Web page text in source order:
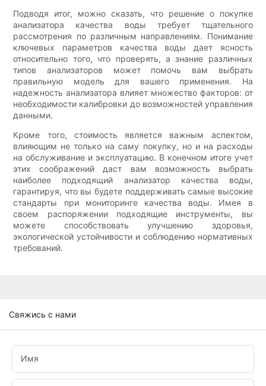
Подводя итог, можно сказать, что решение о покупке
анализатора качества воды требует тщательного
рассмотрения по различным направлениям. Понимание
ключевых параметров качества воды дает ясность
относительно того, что проверять, а знание различных
типов анализаторов может помочь вам выбрать
правильную модель для вашего применения. На
надежность анализатора влияет множество факторов: от
необходимости калибровки до возможностей управления
данными.
Кроме того, стоимость является важным аспектом,
влияющим не только на саму покупку, но и на расходы
на обслуживание и эксплуатацию. В конечном итоге учет
этих соображений даст вам возможность выбрать
наиболее подходящий анализатор качества воды,
гарантируя, что вы будете поддерживать самые высокие
стандарты при мониторинге качества воды. Имея в
своем распоряжении подходящие инструменты, вы
можете способствовать улучшению здоровья,
экологической устойчивости и соблюдению нормативных
требований.
Свяжись с нами
Имя